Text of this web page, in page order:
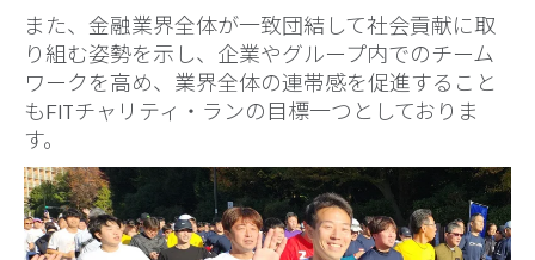
また、金融業界全体が一致団結して社会貢献に取
り組む姿勢を示し、企業やグループ内でのチーム
ワークを高め、業界全体の連帯感を促進すること
もFITチャリティ・ランの目標一つとしておりま
す。